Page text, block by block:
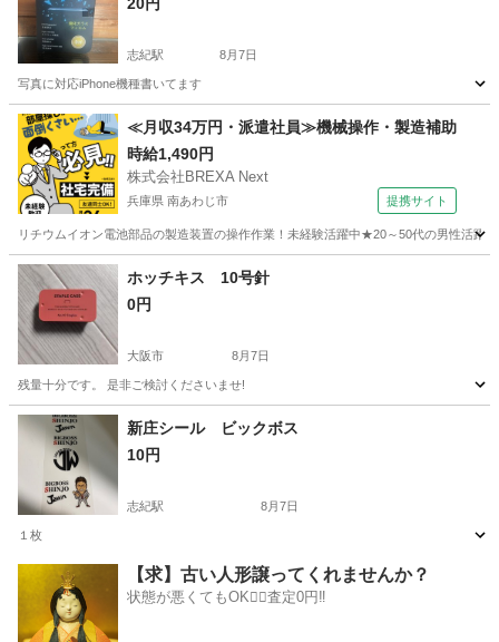
志紀駅 8月7日
写真に対応iPhone機種書いてます
大阪 八尾市 志紀駅 生活雑貨 強化ガラス
≪月収34万円・派遣社員≫機械操作・製造補助
時給1,490円
株式会社BREXA Next
兵庫県 南あわじ市 提携サイト
リチウムイオン電池部品の製造装置の操作作業！未経験活躍中★20～50代の男性活
兵庫 南あわじ市 その他
ホッチキス 10号針
0円
大阪市 8月7日
残量十分です。 是非ご検討くださいませ!
大阪 大阪市 生活雑貨 ホッチキス
新庄シール ビックボス
10円
志紀駅 8月7日
１枚
志紀駅 生活雑貨
【求】古い人形譲ってくれませんか？
状態が悪くてもOK🙆‍♀️査定0円‼️